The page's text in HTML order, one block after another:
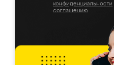
конфиденциальности
соглашению